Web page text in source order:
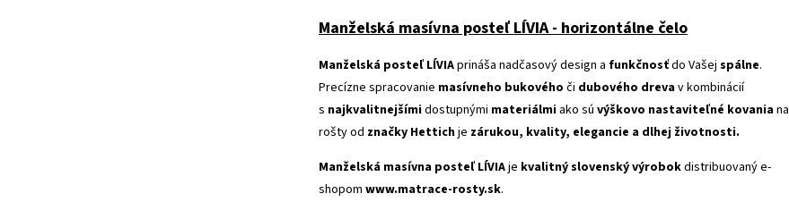
Manželská masívna posteľ LÍVIA - horizontálne čelo
Manželská posteľ LÍVIAprináša nadčasový design a funkčnosťdo Vašej spálne.
Precízne spracovanie masívneho bukového či dubového drevav kombinácií
s najkvalitnejšímidostupnými materiálmi ako sú výškovo nastaviteľné kovaniana
rošty od značky Hettichje zárukou, kvality, elegancie a dlhej životnosti.
Manželská masívna posteľ LÍVIAje kvalitný slovenský výrobokdistribuovaný e-
shopom www.matrace-rosty.sk.